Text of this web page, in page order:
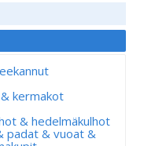
kermakot
& hedelmäkulhot
padat & vuoat &